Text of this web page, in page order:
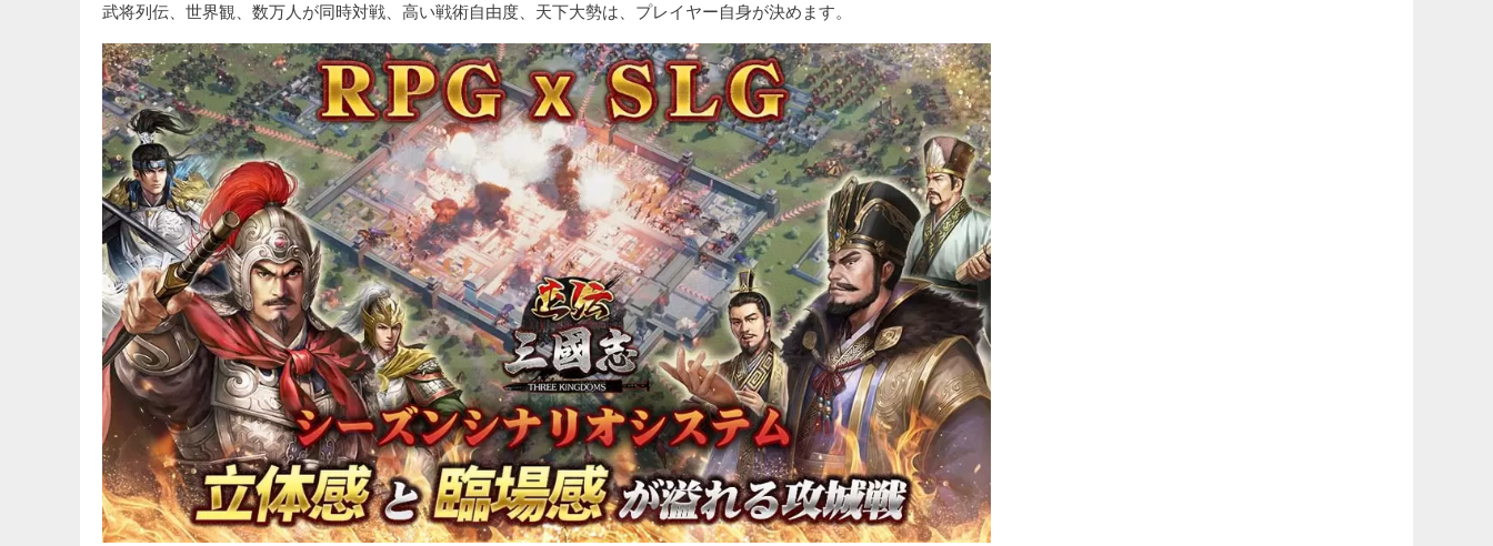
武将列伝、世界観、数万人が同時対戦、高い戦術自由度、天下大勢は、プレイヤー自身が決めます。